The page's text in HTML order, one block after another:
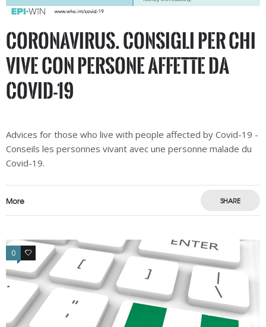
CORONAVIRUS. Consigli per chi
vive con persone affette da
Covid-19
Advices for those who live with people affected by Covid-19 -
Conseils les personnes vivant avec une personne malade du
Covid-19.
More SHARE
0 0